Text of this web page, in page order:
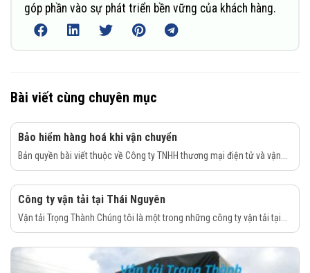
góp phần vào sự phát triển bền vững của khách hàng.
Bài viết cùng chuyên mục
Bảo hiểm hàng hoá khi vận chuyển
Bản quyền bài viết thuộc về Công ty TNHH thương mại điện tử và vận...
Công ty vận tải tại Thái Nguyên
Vận tải Trọng Thành Chúng tôi là một trong những công ty vận tải tại...